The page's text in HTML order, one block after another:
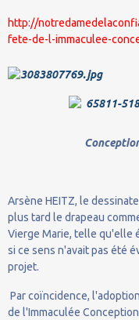
http://
fete-de-l-immaculee-
Arsène HEITZ, le
plus tard le drapeau
Vierge Marie, telle qu'elle
si ce sens n'avait pas été
projet.
Par coïncidence,
de l'Immaculée